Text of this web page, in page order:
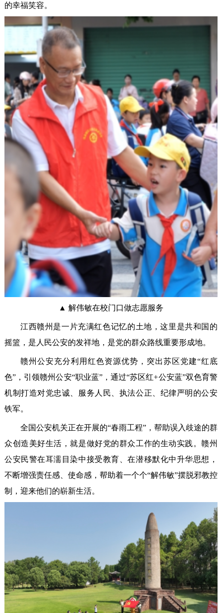
的幸福笑容。
▲ 解伟敏在校门口做志愿服务
江西赣州是一片充满红色记忆的土地，这里是共和国的
摇篮，是人民公安的发祥地，是党的群众路线重要形成地。
赣州公安充分利用红色资源优势，突出苏区党建“红底
色”，引领赣州公安“职业蓝”，通过“苏区红+公安蓝”双色育警
机制打造对党忠诚、服务人民、执法公正、纪律严明的公安
铁军。
全国公安机关正在开展的“春雨工程”，帮助误入歧途的群
众创造美好生活，就是做好党的群众工作的生动实践。赣州
公安民警在耳濡目染中接受教育、在潜移默化中升华思想，
不断增强责任感、使命感，帮助着一个个“解伟敏”摆脱邪教控
制，迎来他们的崭新生活。